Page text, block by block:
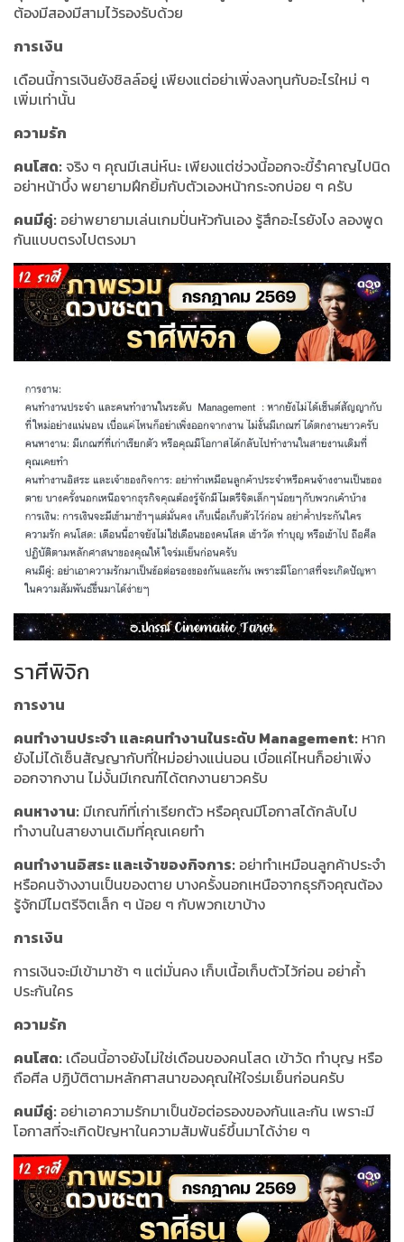
ต้องมีสองมีสามไว้รองรับด้วย
การเงิน
เดือนนี้การเงินยังชิลล์อยู่ เพียงแต่อย่าเพิ่งลงทุนกับอะไรใหม่ ๆ
เพิ่มเท่านั้น
ความรัก
คนโสด:จริง ๆ คุณมีเสน่ห์นะ เพียงแต่ช่วงนี้ออกจะขี้รำคาญไปนิด
อย่าหน้าบึ้ง พยายามฝึกยิ้มกับตัวเองหน้ากระจกบ่อย ๆ ครับ
คนมีคู่: อย่าพยายามเล่นเกมปั่นหัวกันเอง รู้สึกอะไรยังไง ลองพูด
กันแบบตรงไปตรงมา
ราศีพิจิก
การงาน
คนทำงานประจำ และคนทำงานในระดับ Management: หาก
ยังไม่ได้เซ็นสัญญากับที่ใหม่อย่างแน่นอน เบื่อแค่ไหนก็อย่าเพิ่ง
ออกจากงาน ไม่งั้นมีเกณฑ์ได้ตกงานยาวครับ
คนหางาน: มีเกณฑ์ที่เก่าเรียกตัว หรือคุณมีโอกาสได้กลับไป
ทำงานในสายงานเดิมที่คุณเคยทำ
คนทำงานอิสระ และเจ้าของกิจการ: อย่าทำเหมือนลูกค้าประจำ
หรือคนจ้างงานเป็นของตาย บางครั้งนอกเหนือจากธุรกิจคุณต้อง
รู้จักมีไมตรีจิตเล็ก ๆ น้อย ๆ กับพวกเขาบ้าง
การเงิน
การเงินจะมีเข้ามาช้า ๆ แต่มั่นคง เก็บเนื้อเก็บตัวไว้ก่อน อย่าค้ำ
ประกันใคร
ความรัก
คนโสด: เดือนนี้อาจยังไม่ใช่เดือนของคนโสด เข้าวัด ทำบุญ หรือ
ถือศีล ปฏิบัติตามหลักศาสนาของคุณให้ใจร่มเย็นก่อนครับ
คนมีคู่: อย่าเอาความรักมาเป็นข้อต่อรองของกันและกัน เพราะมี
โอกาสที่จะเกิดปัญหาในความสัมพันธ์ขึ้นมาได้ง่าย ๆ